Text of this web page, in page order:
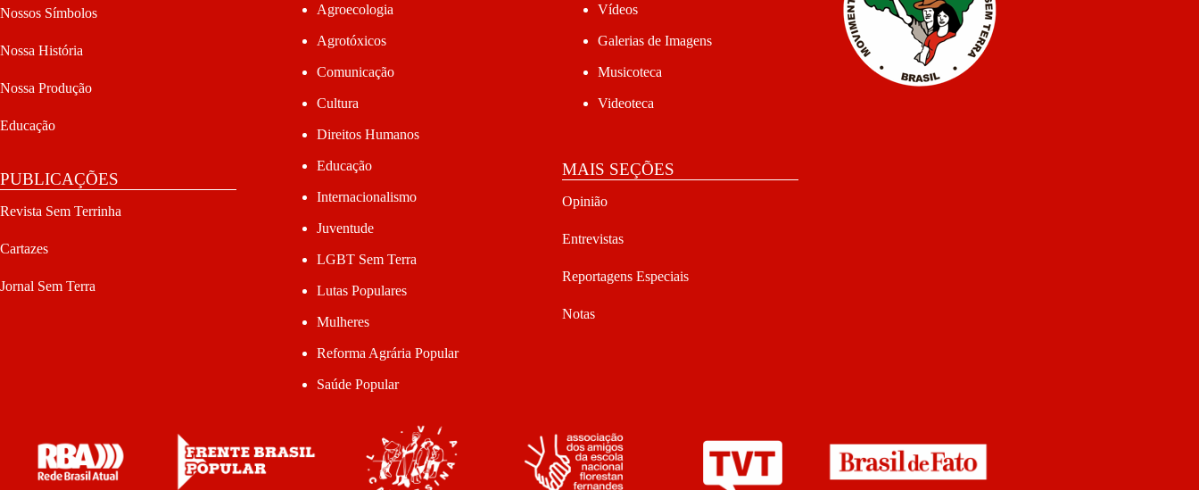
Nossos Símbolos
Nossa História
Nossa Produção
Educação
PUBLICAÇÕES
Revista Sem Terrinha
Cartazes
Jornal Sem Terra
Agroecologia
Agrotóxicos
Comunicação
Cultura
Direitos Humanos
Educação
Internacionalismo
Juventude
LGBT Sem Terra
Lutas Populares
Mulheres
Reforma Agrária Popular
Saúde Popular
Vídeos
Galerias de Imagens
Musicoteca
Videoteca
MAIS SEÇÕES
Opinião
Entrevistas
Reportagens Especiais
Notas